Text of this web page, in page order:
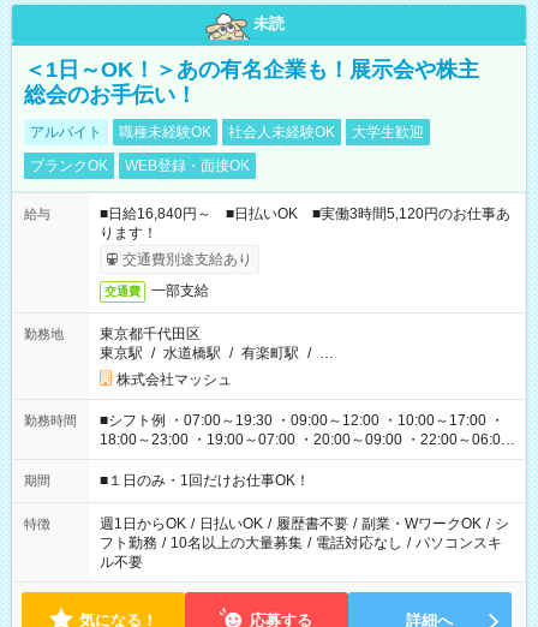
未読
＜1日～OK！＞あの有名企業も！展示会や株主
総会のお手伝い！
アルバイト 職種未経験OK 社会人未経験OK
大学生歓迎
ブランクOK
WEB登録・面接OK
給与
■日給16,840円～ ■日払いOK ■実働3時間5,120円のお仕事あ
ります！
交通費別途支給あり
交通費 一部支給
勤務地
東京都千代田区
東京駅 / 水道橋駅 / 有楽町駅 / …
株式会社マッシュ
勤務時間
■シフト例 ・07:00～19:30 ・09:00～12:00 ・10:00～17:00 ・
18:00～23:00 ・19:00～07:00 ・20:00～09:00 ・22:00～06:00
etc ★最短で3時間で5,120円のお仕事から 15時間で2万円近く稼
げるお仕事も！ ご希望のお時間に合わせてご紹介！ ※シフトは
ください！
期間 ■１日のみ・1回だけお仕事OK！
特徴 週1日からOK / 日払いOK / 履歴書不要 / 副業・WワークOK / シ
フト勤務 / 10名以上の大量募集 / 電話対応なし / パソコンスキ
ル不要
気になる！ 応募する 詳細へ